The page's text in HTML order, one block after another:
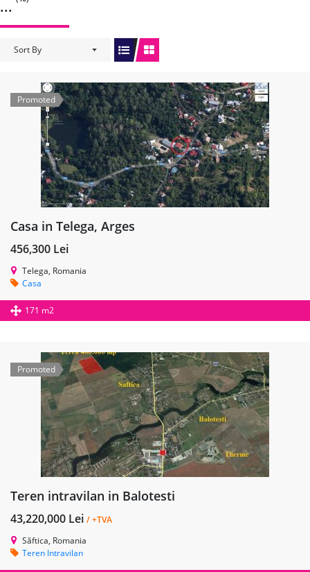
...
Sort By
Promoted
Casa in Telega, Arges
456,300 Lei
Telega, Romania
Casa
171 m2
Promoted
Teren intravilan in Balotesti
43,220,000 Lei / +TVA
Săftica, Romania
Teren Intravilan